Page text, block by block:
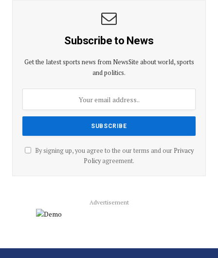
Subscribe to News
Get the latest sports news from NewsSite about world, sports
and politics.
By signing up, you agree to the our terms and our Privacy
Policyagreement.
Advertisement